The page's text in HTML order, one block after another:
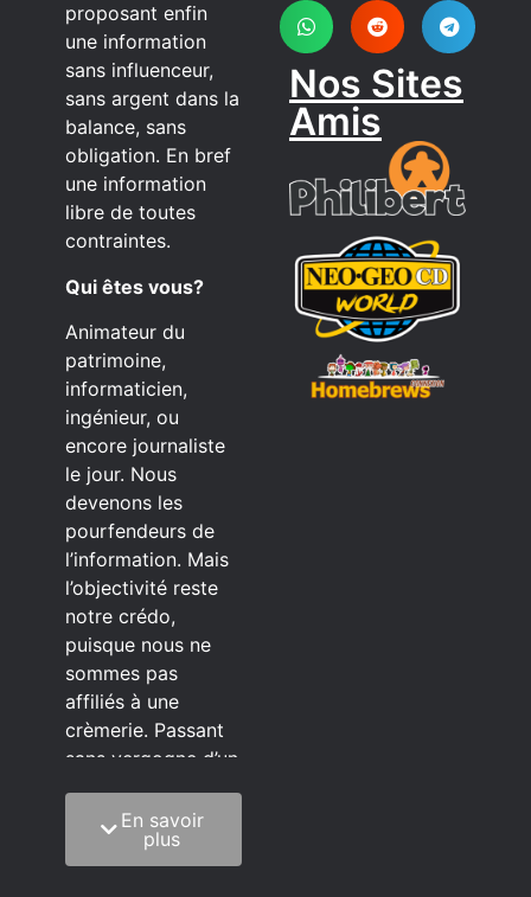
proposant enfin
une information
sans influenceur,
sans argent dans la
balance, sans
obligation. En bref
une information
libre de toutes
contraintes.
Qui êtes vous?
Animateur du
patrimoine,
informaticien,
ingénieur, ou
encore journaliste
le jour. Nous
devenons les
pourfendeurs de
l’information. Mais
l’objectivité reste
notre crédo,
puisque nous ne
sommes pas
affiliés à une
crèmerie. Passant
sans vergogne d’un
éditeur à l’autre.
C’est quoi notre
méthode?
En savoir
plus
Nos Sites
Amis